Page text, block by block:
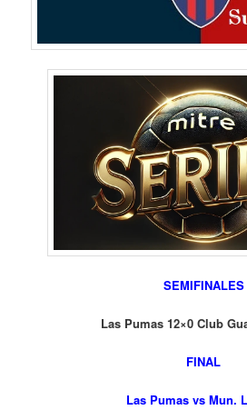
SEMIFINALES
Las Pumas 12×0 Club
FINAL
Las Pumas vs Mun.